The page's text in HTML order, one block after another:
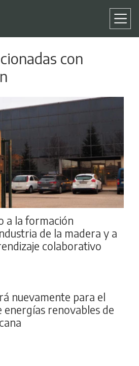
al
con
a la formación
de la madera y a
colaborativo
nuevamente para el
renovables de